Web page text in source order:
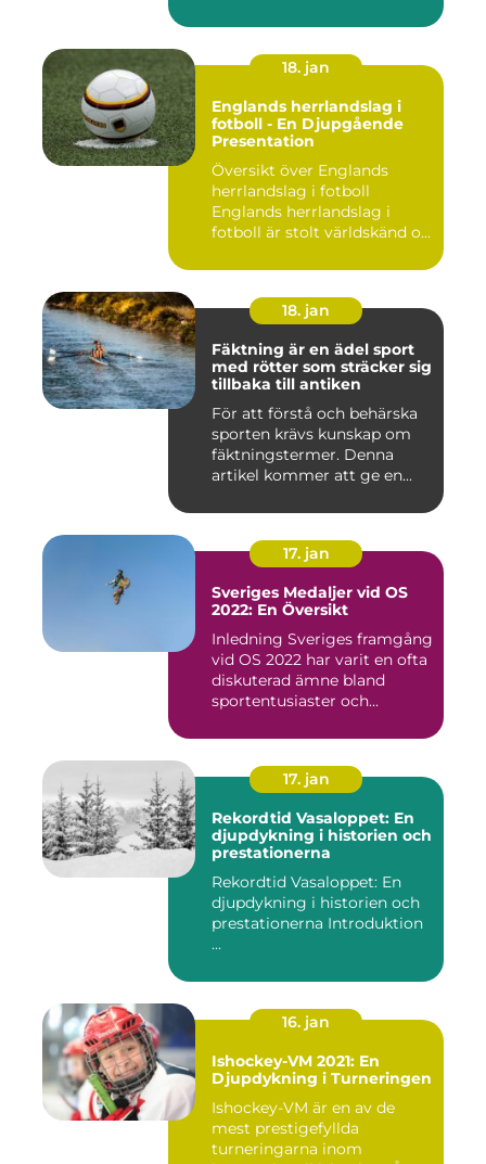
18. jan
Englands herrlandslag i
fotboll - En Djupgående
Presentation
Översikt över Englands
herrlandslag i fotboll
Englands herrlandslag i
fotboll är stolt världskänd o...
18. jan
Fäktning är en ädel sport
med rötter som sträcker sig
tillbaka till antiken
För att förstå och behärska
sporten krävs kunskap om
fäktningstermer. Denna
artikel kommer att ge en...
17. jan
Sveriges Medaljer vid OS
2022: En Översikt
Inledning Sveriges framgång
vid OS 2022 har varit en ofta
diskuterad ämne bland
sportentusiaster och...
17. jan
Rekordtid Vasaloppet: En
djupdykning i historien och
prestationerna
Rekordtid Vasaloppet: En
djupdykning i historien och
prestationerna Introduktion
...
16. jan
Ishockey-VM 2021: En
Djupdykning i Turneringen
Ishockey-VM är en av de
mest prestigefyllda
turneringarna inom